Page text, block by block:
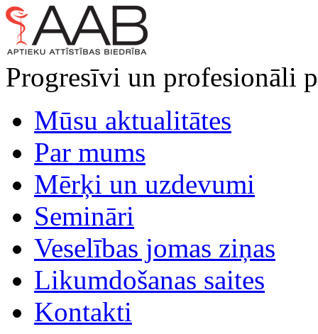
Progresīvi un profesionāli
Mūsu aktualitātes
Par mums
Mērķi un uzdevumi
Semināri
Veselības jomas ziņas
Likumdošanas saites
Kontakti